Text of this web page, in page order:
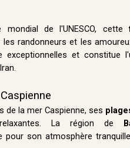
mondial de l'UNESCO, cette
les randonneurs et les
et constitue
de la mer Caspienne, ses
La région de
pour son atmosphère